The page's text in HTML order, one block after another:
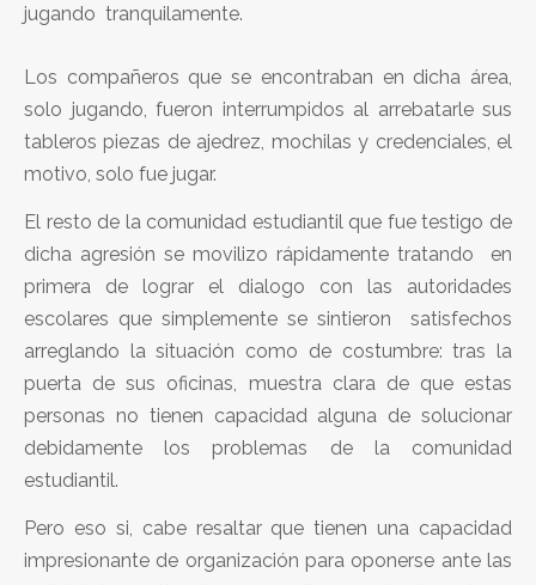
jugando tranquilamente.
Los compañeros que se encontraban en dicha área,
solo jugando, fueron interrumpidos al arrebatarle sus
tableros piezas de ajedrez, mochilas y credenciales, el
motivo, solo fue jugar.
El resto de la comunidad estudiantil que fue testigo de
dicha agresión se movilizo rápidamente tratando en
primera de lograr el dialogo con las autoridades
escolares que simplemente se sintieron satisfechos
arreglando la situación como de costumbre: tras la
puerta de sus oficinas, muestra clara de que estas
personas no tienen capacidad alguna de solucionar
debidamente los problemas de la comunidad
estudiantil.
Pero eso si, cabe resaltar que tienen una capacidad
impresionante de organización para oponerse ante las